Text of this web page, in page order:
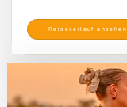
Reiseverlauf ansehen